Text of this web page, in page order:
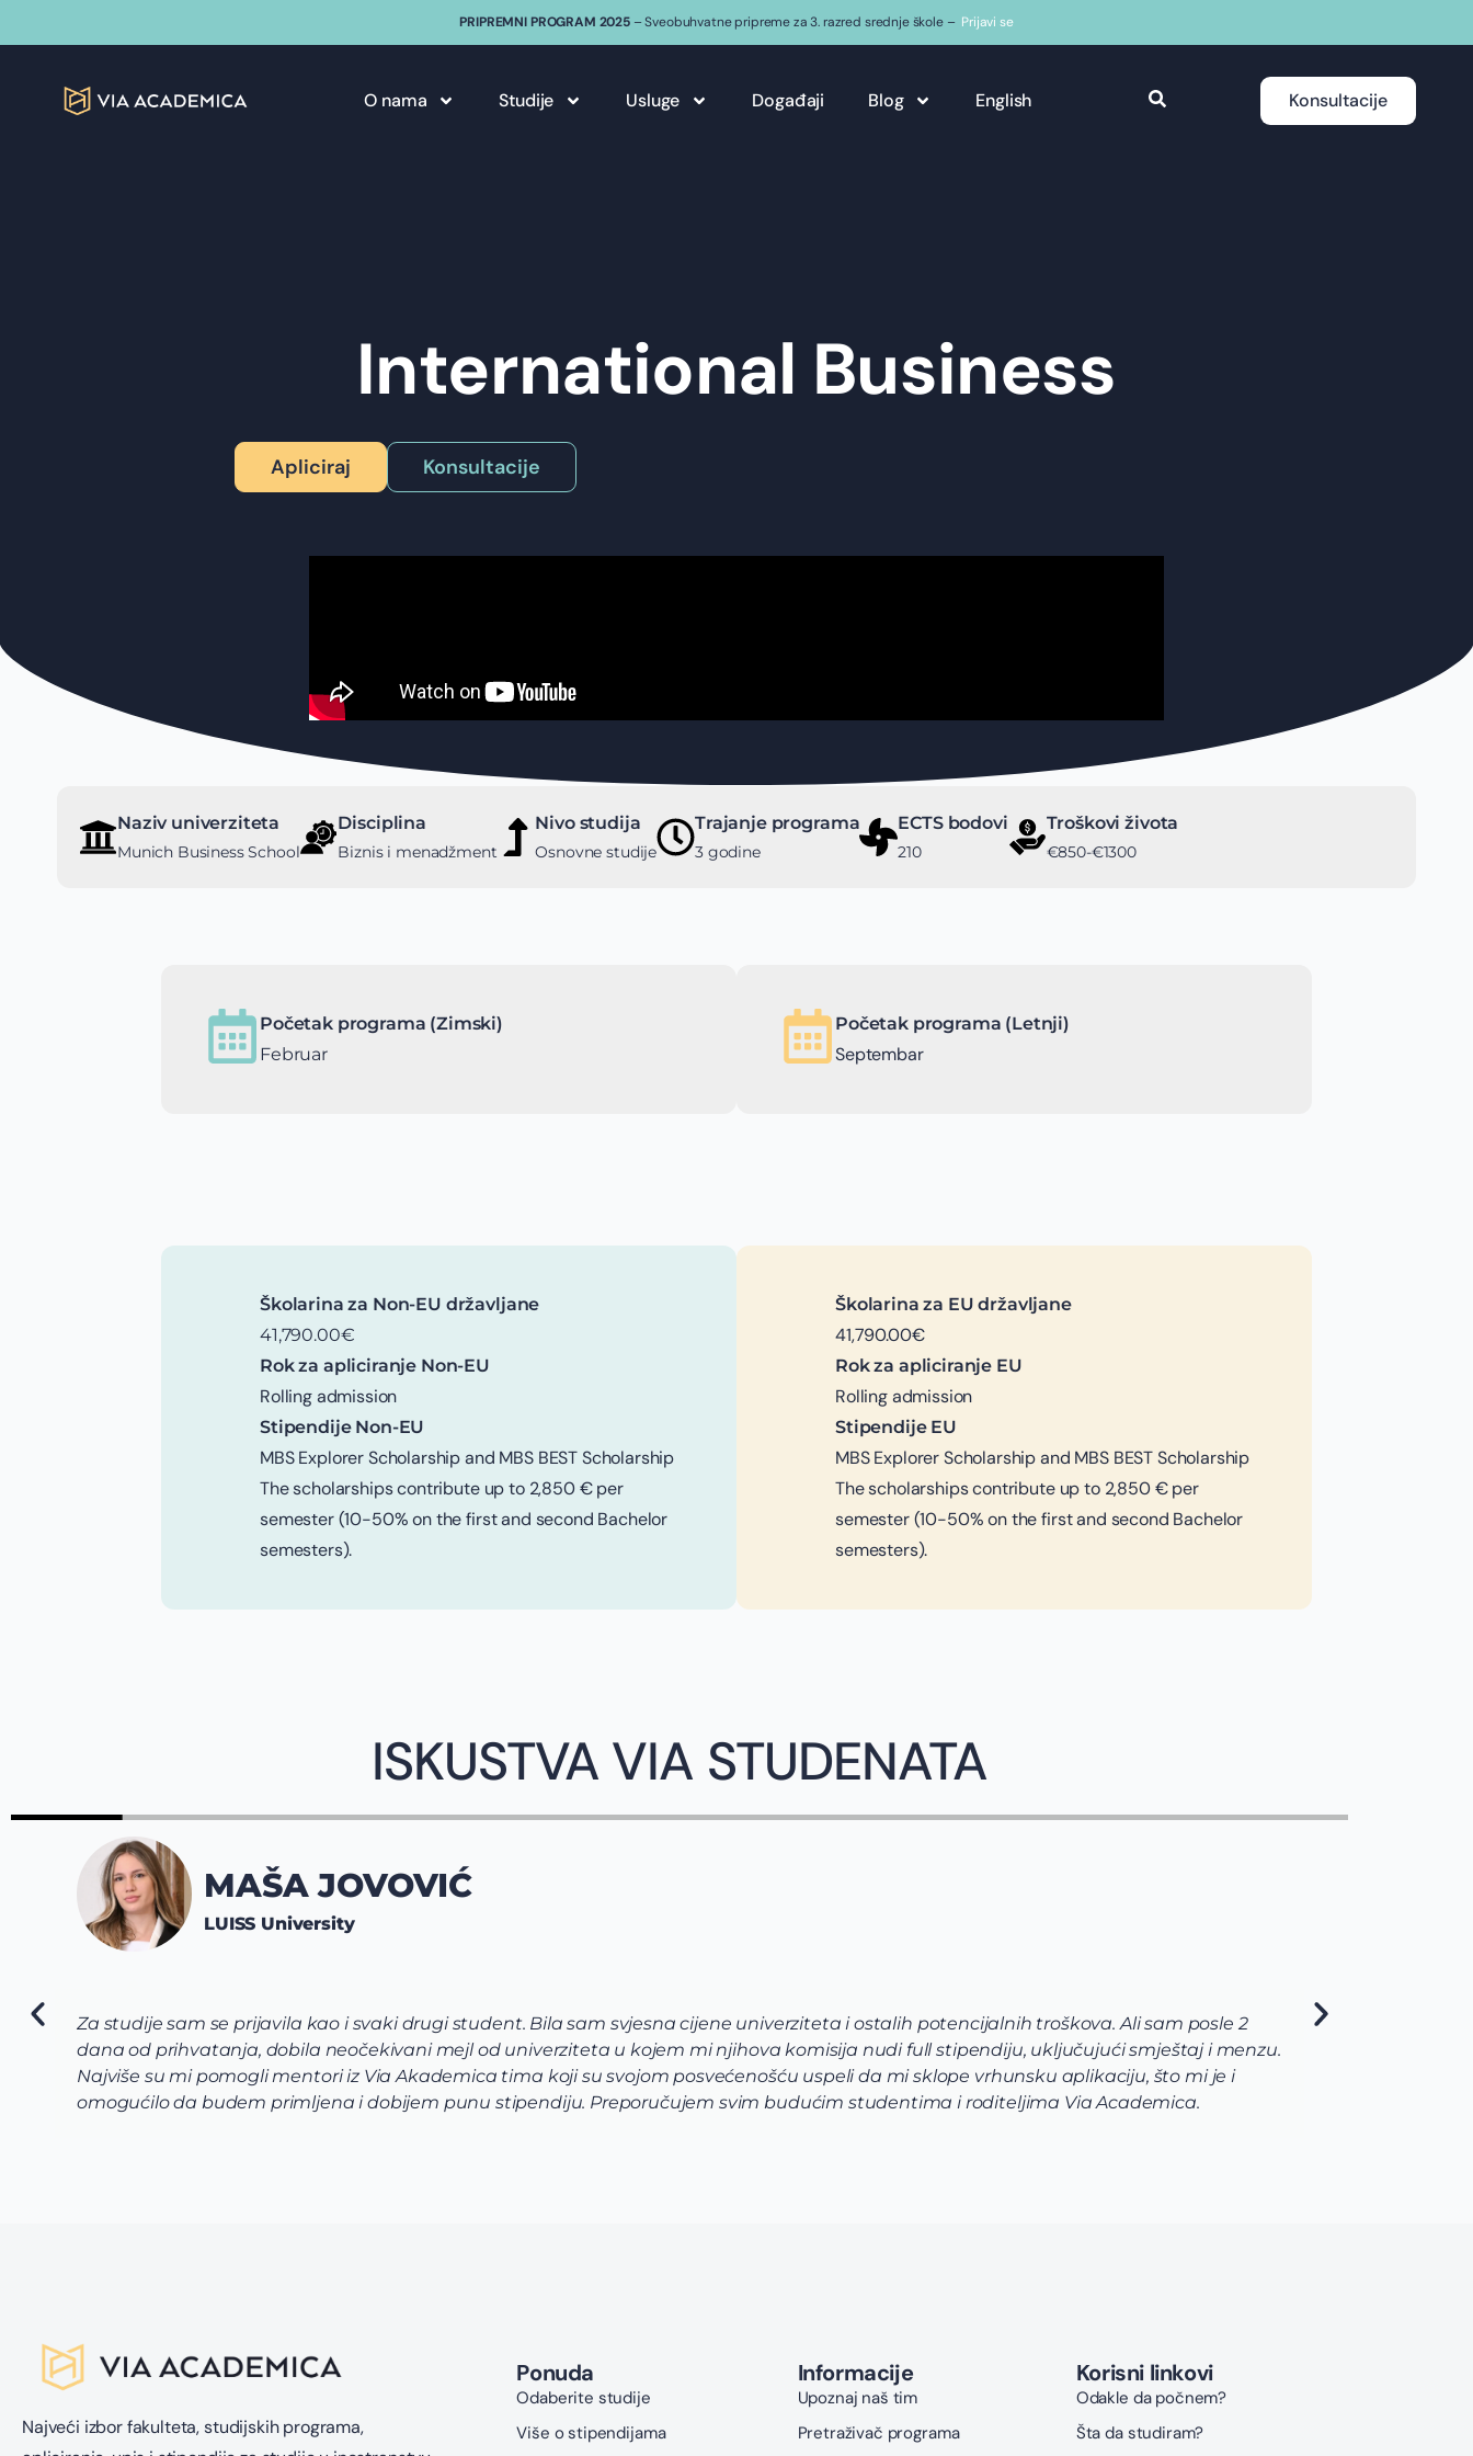
PRIPREMNI PROGRAM 2025– Sveobuhvatne pripreme za 3. razred srednje škole – Prijavi se
O nama Studije Usluge Događaji Blog English Konsultacije
International Business
Apliciraj Konsultacije
Naziv univerziteta
Munich Business School
Disciplina
Biznis i menadžment
Nivo studija
Osnovne studije
Trajanje programa
3 godine
ECTS bodovi
210
Troškovi života
€850-€1300
Početak programa (Zimski)
Februar
Početak programa (Letnji)
Septembar
Školarina za Non-EU državljane
41,790.00€
Rok za apliciranje Non-EU
Rolling admission
Stipendije Non-EU
MBS Explorer Scholarship and MBS BEST Scholarship
The scholarships contribute up to 2,850 € per
semester (10-50% on the first and second Bachelor
semesters).
Školarina za EU državljane
41,790.00€
Rok za apliciranje EU
Rolling admission
Stipendije EU
MBS Explorer Scholarship and MBS BEST Scholarship
The scholarships contribute up to 2,850 € per
semester (10-50% on the first and second Bachelor
semesters).
ISKUSTVA VIA STUDENATA
potencijalnih troškova. Ali sam posle 2
full stipendiju, uključujući smještaj i menzu.
mi sklope vrhunsku aplikaciju, što mi je i
i roditeljima Via Academica.
Via tim mi je pre svega pomogao da shvatim koje polje nauke želim da usavrsim preko svojih studija i
pomogli da odaberem program koji najviše odgovara mojim željama i zamislima o osnovnim
raznovrsne, u mom slučaju da biologija, hemija i biohemija budu upotpunjene laboratorijama i radom
korak prijave i aplikacije bio je uz pomoć i podršku celokunog Via Academica tima.
Najveći izbor fakulteta, studijskih programa,
Ponuda
Odaberite studije
Više o stipendijama
Informacije
Upoznaj naš tim
Pretraživač programa
Korisni linkovi
Odakle da počnem?
Šta da studiram?